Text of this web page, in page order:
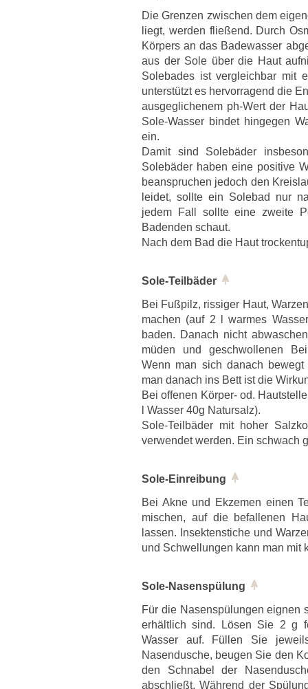
Die Grenzen zwischen dem
liegt, werden fließend. Durch
Körpers an das Badewasser
aus der Sole über die Haut
Solebades ist vergleichbar mit
unterstützt es hervorragend die
ausgeglichenem ph-Wert der
Sole-Wasser bindet hingegen
ein.
Damit sind Solebäder
Solebäder haben eine positive
beanspruchen jedoch den
leidet, sollte ein Solebad nur
jedem Fall sollte eine zweite
Badenden schaut.
Nach dem Bad die Haut
Sole-Teilbäder
Bei Fußpilz, rissiger Haut,
machen (auf 2 l warmes
baden. Danach nicht
müden und geschwollenen
Wenn man sich danach
man danach ins Bett ist die
Bei offenen Körper- od.
l Wasser 40g Natursalz).
Sole-Teilbäder mit hoher
verwendet werden. Ein schwach
Sole-Einreibung
Bei Akne und Ekzemen einen
mischen, auf die befallenen
lassen. Insektenstiche und
und Schwellungen kann man mit
Sole-Nasenspülung
Für die Nasenspülungen eignen
erhältlich sind. Lösen Sie 2 g
Wasser auf. Füllen Sie
Nasendusche, beugen Sie den
den Schnabel der
abschließt. Während der